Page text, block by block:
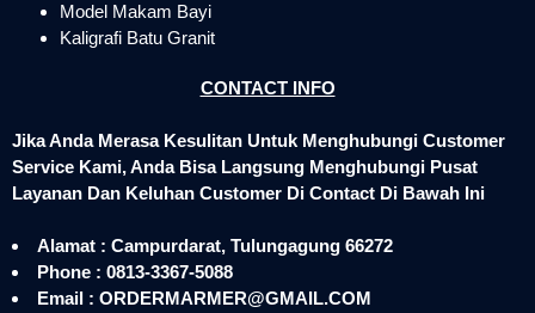
Model Makam Bayi
Kaligrafi Batu Granit
CONTACT INFO
Jika Anda Merasa Kesulitan Untuk Menghubungi Customer
Service Kami, Anda Bisa Langsung Menghubungi Pusat
Layanan Dan Keluhan Customer Di Contact Di Bawah Ini
Alamat : Campurdarat, Tulungagung 66272
Phone : 0813-3367-5088
Email : ORDERMARMER@GMAIL.COM